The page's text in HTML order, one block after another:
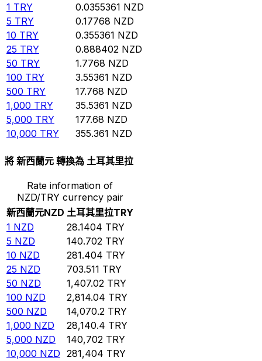
1 TRY 0.0355361 NZD
5 TRY 0.17768 NZD
10 TRY 0.355361 NZD
25 TRY 0.888402 NZD
50 TRY 1.7768 NZD
100 TRY 3.55361 NZD
500 TRY 17.768 NZD
1,000 TRY 35.5361 NZD
5,000 TRY 177.68 NZD
10,000 TRY 355.361 NZD
將 新西蘭元 轉換為 土耳其里拉
Rate information of
NZD/TRY currency pair
新西蘭元NZD 土耳其里拉TRY
1 NZD 28.1404 TRY
5 NZD 140.702 TRY
10 NZD 281.404 TRY
25 NZD 703.511 TRY
50 NZD 1,407.02 TRY
100 NZD 2,814.04 TRY
500 NZD 14,070.2 TRY
1,000 NZD 28,140.4 TRY
5,000 NZD 140,702 TRY
10,000 NZD 281,404 TRY